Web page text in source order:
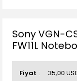
Sony VGN-
FW11L
Fiyat 35,00